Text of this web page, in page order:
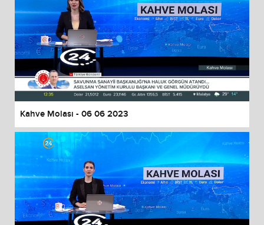
Kahve Molası - 06 06 2023